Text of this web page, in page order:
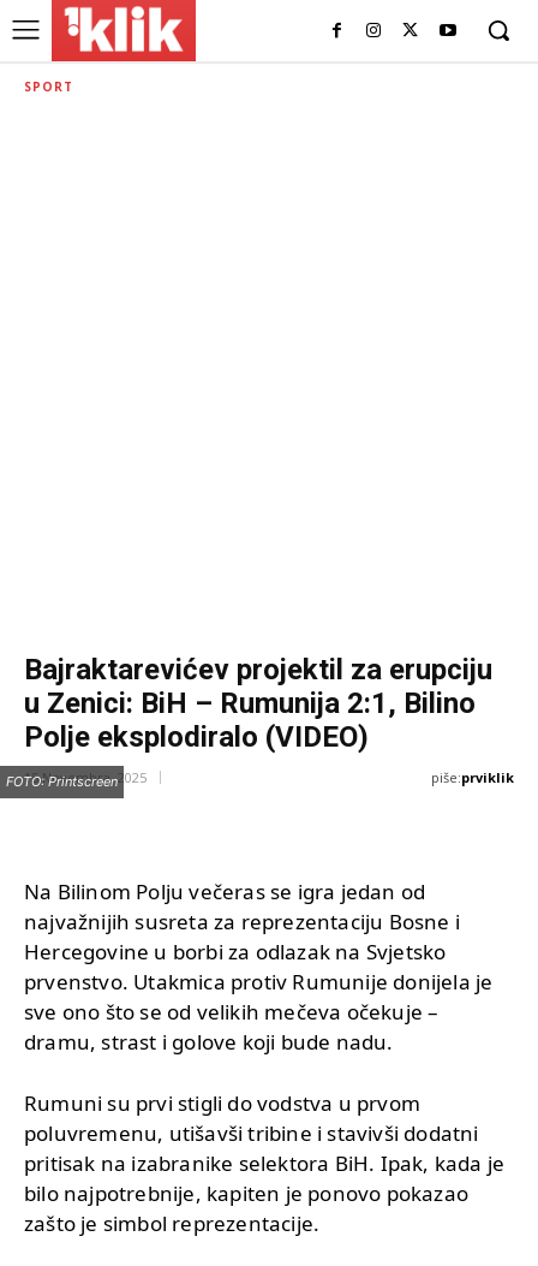
SPORT
Bajraktarevićev projektil za erupciju
u Zenici: BiH – Rumunija 2:1, Bilino
Polje eksplodiralo (VIDEO)
15 Novembra, 2025 piše:prviklik
FOTO: Printscreen
Na Bilinom Polju večeras se igra jedan od
najvažnijih susreta za reprezentaciju Bosne i
Hercegovine u borbi za odlazak na Svjetsko
prvenstvo. Utakmica protiv Rumunije donijela je
sve ono što se od velikih mečeva očekuje –
dramu, strast i golove koji bude nadu.
Rumuni su prvi stigli do vodstva u prvom
poluvremenu, utišavši tribine i stavivši dodatni
pritisak na izabranike selektora BiH. Ipak, kada je
bilo najpotrebnije, kapiten je ponovo pokazao
zašto je simbol reprezentacije.